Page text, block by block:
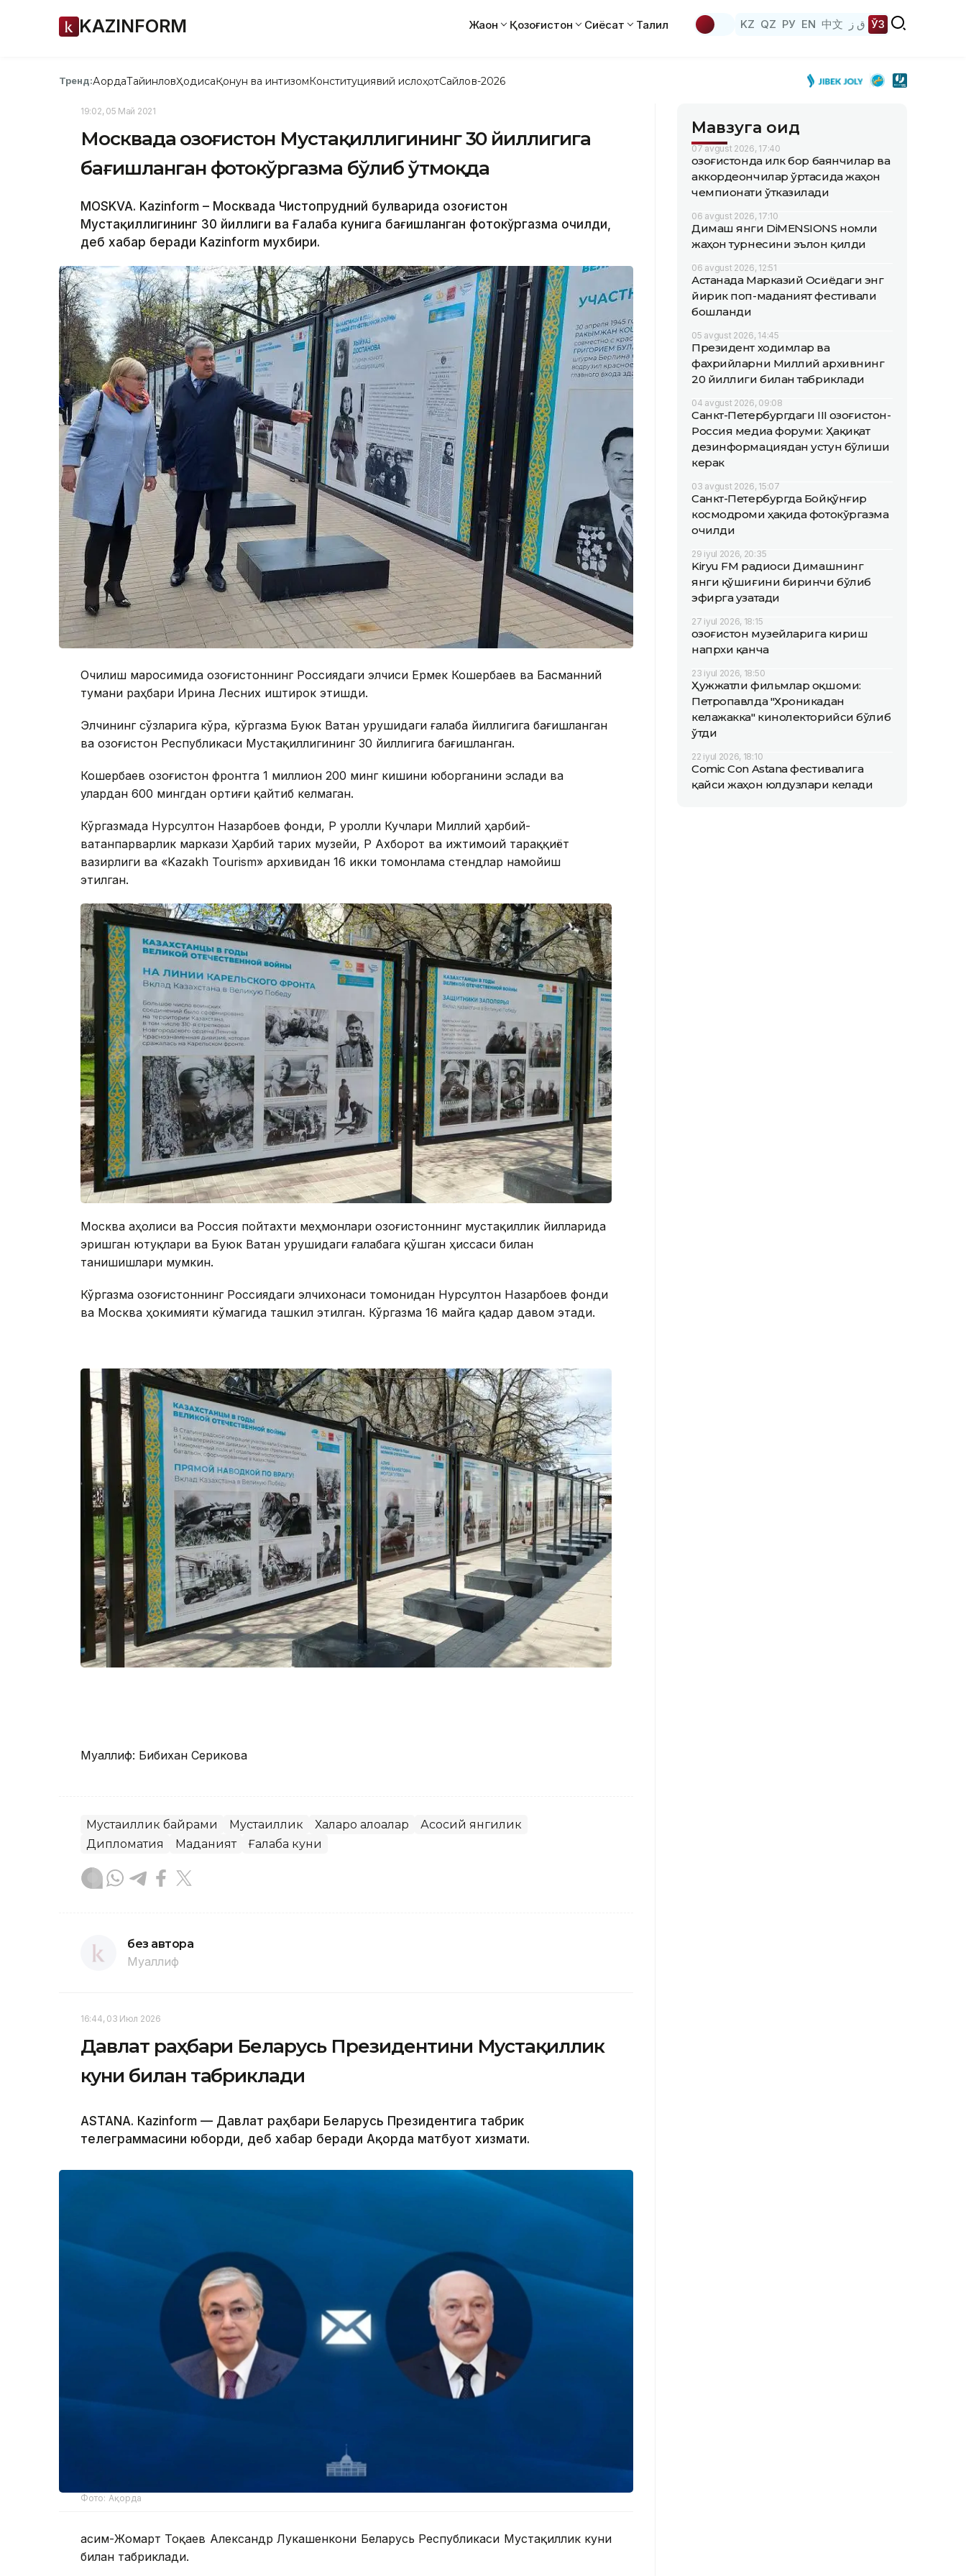
KAZINFORM Жаҳон Қозоғистон Сиёсат Таҳлил KZ QZ РУ EN 中文 ق ز ЎЗ
Тренд:АқордаТайинловҲодисаҚонун ва интизомКонституциявий ислоҳотСайлов-2026
19:02, 05 Май 2021
Москвада Қозоғистон Мустақиллигининг 30 йиллигига
бағишланган фотокўргазма бўлиб ўтмоқда
MOSKVA. Kazinform – Москвада Чистопрудний булварида Қозоғистон
Мустақиллигининг 30 йиллиги ва Ғалаба кунига бағишланган фотокўргазма очилди,
деб хабар беради Kazinform мухбири.
Очилиш маросимида Қозоғистоннинг Россиядаги элчиси Ермек Кошербаев ва Басманний
тумани раҳбари Ирина Лесних иштирок этишди.
Элчининг сўзларига кўра, кўргазма Буюк Ватан урушидаги ғалаба йиллигига бағишланган
ва Қозоғистон Республикаси Мустақиллигининг 30 йиллигига бағишланган.
Кошербаев Қозоғистон фронтга 1 миллион 200 минг кишини юборганини эслади ва
улардан 600 мингдан ортиғи қайтиб келмаган.
Кўргазмада Нурсултон Назарбоев фонди, ҚР Қуролли Кучлари Миллий ҳарбий-
ватанпарварлик маркази Ҳарбий тарих музейи, ҚР Ахборот ва ижтимоий тараққиёт
вазирлиги ва «Kazakh Tourism» архивидан 16 икки томонлама стендлар намойиш
этилган.
Москва аҳолиси ва Россия пойтахти меҳмонлари Қозоғистоннинг мустақиллик йилларида
эришган ютуқлари ва Буюк Ватан урушидаги ғалабага қўшган ҳиссаси билан
танишишлари мумкин.
Кўргазма Қозоғистоннинг Россиядаги элчихонаси томонидан Нурсултон Назарбоев фонди
ва Москва ҳокимияти кўмагида ташкил этилган. Кўргазма 16 майга қадар давом этади.
Муаллиф: Бибихан Серикова
Мустақиллик байрами Мустақиллик Халқаро алоқалар
Асосий янгилик
Дипломатия
Маданият Ғалаба куни
без автора
Муаллиф
16:44, 03 Июл 2026
Давлат раҳбари Беларусь Президентини Мустақиллик
куни билан табриклади
ASTANА. Кazinform — Давлат раҳбари Беларусь Президентига табрик
телеграммасини юборди, деб хабар беради Ақорда матбуот хизмати.
Фото: Ақорда
Қасим-Жомарт Тоқаев Александр Лукашенкони Беларусь Республикаси Мустақиллик куни
билан табриклади.
Мавзуга оид
07 avgust 2026, 17:40
Қозоғистонда илк бор баянчилар ва
аккордеончилар ўртасида жаҳон
чемпионати ўтказилади
06 avgust 2026, 17:10
Димаш янги DiMENSIONS номли
жаҳон турнесини эълон қилди
06 avgust 2026, 12:51
Астанада Марказий Осиёдаги энг
йирик поп-маданият фестивали
бошланди
05 avgust 2026, 14:45
Президент ходимлар ва
фахрийларни Миллий архивнинг
20 йиллиги билан табриклади
04 avgust 2026, 09:08
Санкт-Петербургдаги III Қозоғистон-
Россия медиа форуми: Ҳақиқат
дезинформациядан устун бўлиши
керак
03 avgust 2026, 15:07
Санкт-Петербургда Бойқўнғир
космодроми ҳақида фотокўргазма
очилди
29 iyul 2026, 20:35
Kiryu FM радиоси Димашнинг
янги қўшиғини биринчи бўлиб
эфирга узатади
27 iyul 2026, 18:15
Қозоғистон музейларига кириш
напрхи қанча
23 iyul 2026, 18:50
Ҳужжатли фильмлар оқшоми:
Петропавлда "Хроникадан
келажакка" кинолекторийси бўлиб
ўтди
22 iyul 2026, 18:10
Comic Con Astana фестивалига
қайси жаҳон юлдузлари келади